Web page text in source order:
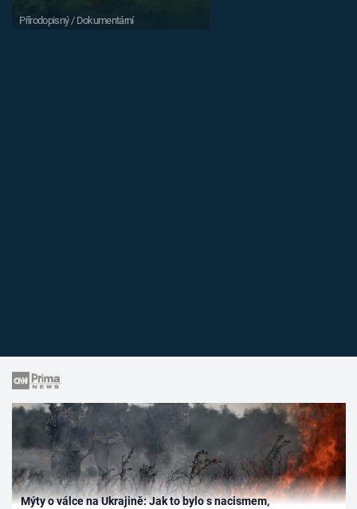
Přírodopisný / Dokumentární
Mýty o válce na Ukrajině: Jak to bylo s nacismem,